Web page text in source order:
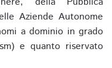
Aziende Autonome
a dominio in grado
e quanto riservato